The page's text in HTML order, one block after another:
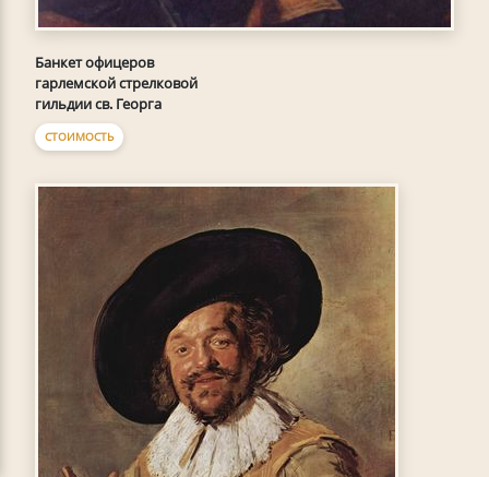
Банкет офицеров
гарлемской стрелковой
гильдии св. Георга
СТОИМОСТЬ